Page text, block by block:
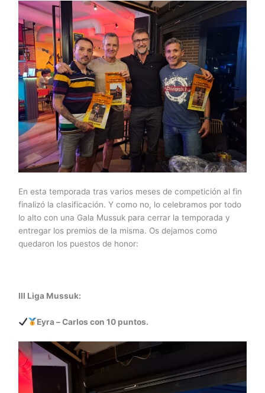
En esta temporada tras varios meses de competición al fin
finalizó la clasificación. Y como no, lo celebramos por todo
lo alto con una Gala Mussuk para cerrar la temporada y
entregar los premios de la misma. Os dejamos como
quedaron los puestos de honor:
III Liga Mussuk:
Eyra – Carlos con 10 puntos.